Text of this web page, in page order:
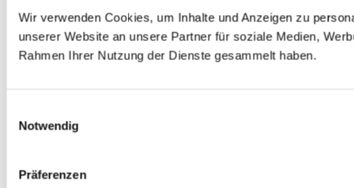
Wir verwenden Cookies, um Inhalte und Anzeigen zu
unserer Website an unsere Partner für soziale Medien,
Rahmen Ihrer Nutzung der Dienste gesammelt haben.
Notwendig
Präferenzen